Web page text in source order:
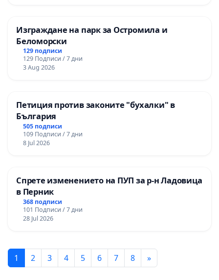
Изграждане на парк за Остромила и
Беломорски
129 подписи
129 Подписи / 7 дни
3 Aug 2026
Петиция против законите "бухалки" в
България
505 подписи
109 Подписи / 7 дни
8 Jul 2026
Спрете изменението на ПУП за р-н Ладовица
в Перник
368 подписи
101 Подписи / 7 дни
28 Jul 2026
1 2 3 4 5 6 7 8 »